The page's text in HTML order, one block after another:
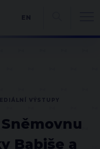
Babiše a